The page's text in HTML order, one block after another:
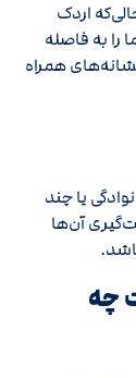
اردک
به فاصله
همراه
یا چند
آن‌ها
چه